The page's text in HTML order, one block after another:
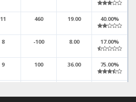
11 460 19.00 40.00%
8 -100 8.00 17.00%
9 100 36.00 75.00%